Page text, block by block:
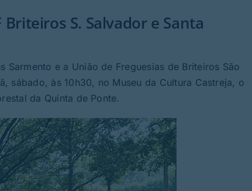
S. Salvador e Santa
Sarmento e a União de Freguesias de Briteiros São
sábado, às 10h30, no Museu da Cultura Castreja, o
da Quinta de Ponte.